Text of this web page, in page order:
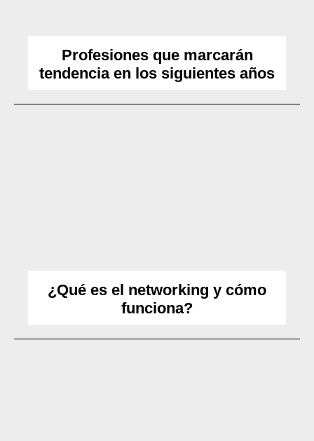
Profesiones que marcarán
tendencia en los siguientes años
¿Qué es el networking y cómo
funciona?